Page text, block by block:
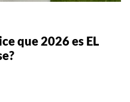
que 2026 es EL